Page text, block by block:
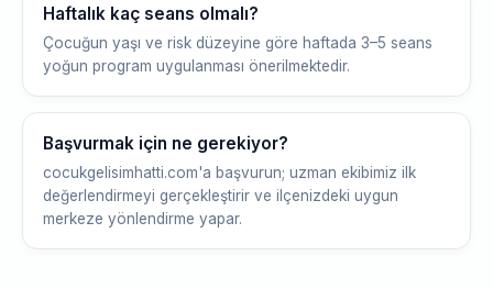
Haftalık kaç seans olmalı?
Çocuğun yaşı ve risk düzeyine göre haftada 3–5 seans
yoğun program uygulanması önerilmektedir.
Başvurmak için ne gerekiyor?
cocukgelisimhatti.com'a başvurun; uzman ekibimiz ilk
değerlendirmeyi gerçekleştirir ve ilçenizdeki uygun
merkeze yönlendirme yapar.